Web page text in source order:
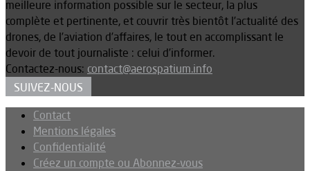
meilleure information possible sur le secteur, la plus
complète et pertinente, et couvrir très bientôt l’actualité des
drones, de l’aviation d’affaires, le tout en accomplissant le
devoir de tout journaliste : celui d’informer.
Contactez-nous: contact@aerospatium.info
SUIVEZ-NOUS
Contact
Mentions légales
Confidentialité
Créez un compte ou Abonnez-vous